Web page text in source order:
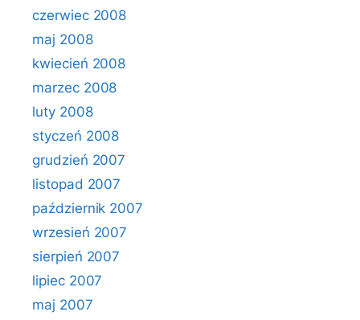
czerwiec 2008
maj 2008
kwiecień 2008
marzec 2008
luty 2008
styczeń 2008
grudzień 2007
listopad 2007
październik 2007
wrzesień 2007
sierpień 2007
lipiec 2007
maj 2007